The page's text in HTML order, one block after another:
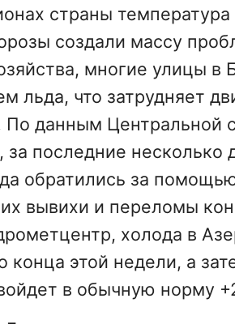
страны
создали массу
многие улицы в
льда, что затрудняет
данным Центральной
последние несколько
обратились за
вывихи и переломы
холода в
конца этой недели, а
в обычную норму